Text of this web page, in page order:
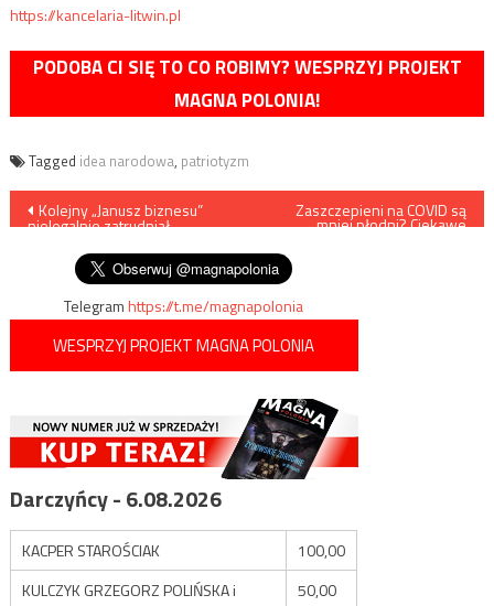
https://kancelaria-litwin.pl
PODOBA CI SIĘ TO CO ROBIMY? WESPRZYJ PROJEKT
MAGNA POLONIA!
Tagged idea narodowa, patriotyzm
Nawigacja
wpisu
Kolejny „Janusz biznesu”
nielegalnie zatrudniał
Zaszczepieni na COVID są
mniej płodni? Ciekawe
Telegramhttps://t.me/magnapolonia
WESPRZYJ PROJEKT MAGNA POLONIA
Darczyńcy - 6.08.2026
KACPER STAROŚCIAK
100,00
KULCZYK GRZEGORZ POLIŃSKA i
50,00